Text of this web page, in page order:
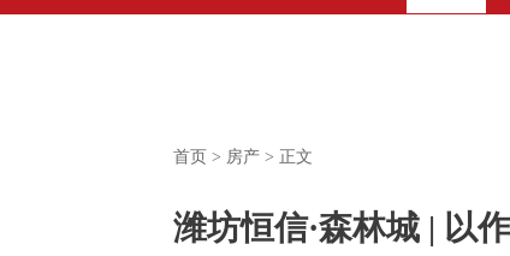
首页 > 房产 > 正文
潍坊恒信·森林城 | 以